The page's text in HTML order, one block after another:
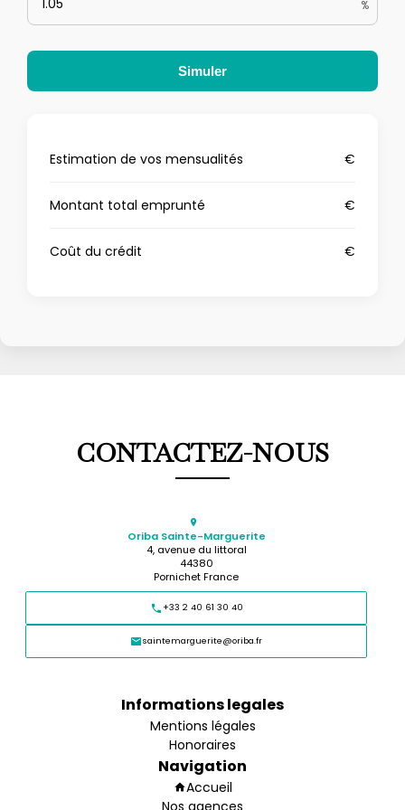
%
Simuler
Estimation de vos mensualités €
Montant total emprunté €
Coût du crédit €
CONTACTEZ-NOUS
Oriba Sainte-Marguerite
4, avenue du littoral
44380
Pornichet France
+33 2 40 61 30 40
saintemarguerite@oriba.fr
Informations legales
Mentions légales
Honoraires
Navigation
Accueil
Nos agences